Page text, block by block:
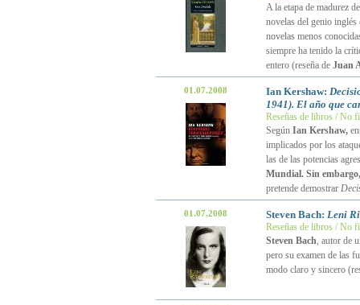
A la etapa de madurez
novelas del genio inglés
novelas menos
siempre ha tenido la
entero (reseña de Juan
01.07.2008 Ian Kershaw:
1941). El año que
Reseñas de libros / No
Según Ian Kershaw,
implicados por los
las de las potencias
Mundial. Sin
pretende demostrar
01.07.2008 Steven Bach: Leni
Reseñas de libros / No
Steven Bach, autor de
pero su examen de las
modo claro y sincero